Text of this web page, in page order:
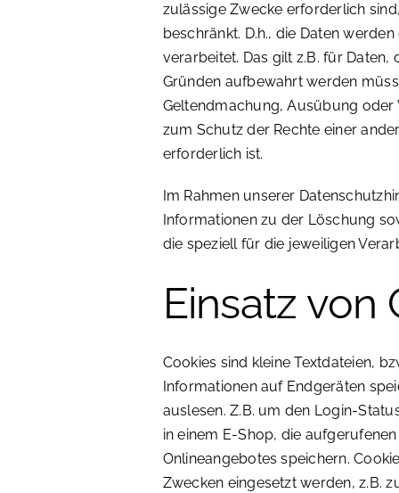
zulässige Zwecke erforderlich
beschränkt. D.h., die Daten
verarbeitet. Das gilt z.B. für
Gründen aufbewahrt werden
Geltendmachung, Ausübung
zum Schutz der Rechte einer
erforderlich ist.
Im Rahmen unserer
Informationen zu der Löschung
die speziell für die jeweiligen
Einsatz von
Cookies sind kleine Textdateien,
Informationen auf Endgeräten
auslesen. Z.B. um den Login-
in einem E-Shop, die
Onlineangebotes speichern.
Zwecken eingesetzt werden, z.B.